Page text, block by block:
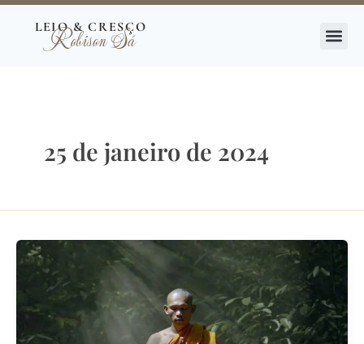
Ir
LEIO & CRESÇO
Robison Sá
25 de janeiro de 2024